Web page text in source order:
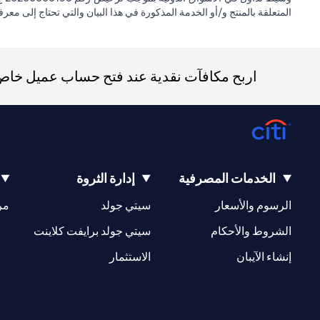
المتعلقة بالمنتج و/أو الخدمة المذكورة في هذا البيان والتي تحتاج إلى
اربح مكافآت نقدية عند فتح حساب عميل
الخدمات المصرفية
الرسوم والأسعار
الشروط والأحكام
إنشاء الآيبان
إدارة الثروة
سيتي جولد
سيتي جولد برايفت كلاينت
الاستثمار